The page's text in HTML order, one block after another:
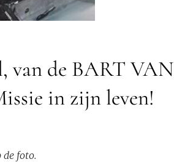
van de BART VAN
in zijn leven!
foto.